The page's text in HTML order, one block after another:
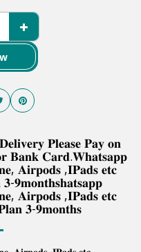
𝐏𝐥𝐞𝐚𝐬𝐞 𝐏𝐚𝐲 𝐨𝐧
𝐁𝐚𝐧𝐤 𝐂𝐚𝐫𝐝.𝐖𝐡𝐚𝐭𝐬𝐚𝐩𝐩
𝐀𝐢𝐫𝐩𝐨𝐝𝐬 ,𝐈𝐏𝐚𝐝𝐬 𝐞𝐭𝐜
𝟑-𝟗𝐦𝐨𝐧𝐭𝐡𝐬𝐡𝐚𝐭𝐬𝐚𝐩𝐩
𝐀𝐢𝐫𝐩𝐨𝐝𝐬 ,𝐈𝐏𝐚𝐝𝐬 𝐞𝐭𝐜
𝟑-𝟗𝐦𝐨𝐧𝐭𝐡𝐬